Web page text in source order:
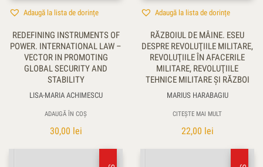
Adaugă la lista de dorințe
REDEFINING INSTRUMENTS OF
POWER. INTERNATIONAL LAW –
VECTOR IN PROMOTING
GLOBAL SECURITY AND
STABILITY
LISA-MARIA ACHIMESCU
ADAUGĂ ÎN COȘ
30,00 lei
Adaugă la lista de dorințe
RĂZBOIUL DE MÂINE. ESEU
DESPRE REVOLUŢIILE MILITARE,
REVOLUŢIILE ÎN AFACERILE
MILITARE, REVOLUŢIILE
TEHNICE MILITARE ŞI RĂZBOI
MARIUS HARABAGIU
CITEȘTE MAI MULT
22,00 lei